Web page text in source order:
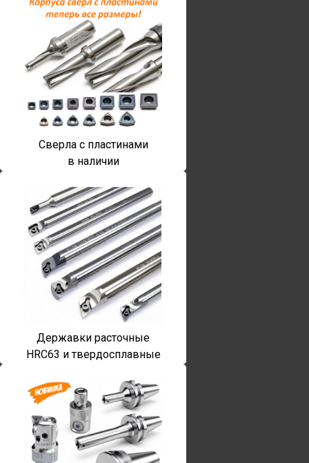
Сверла с пластинами
в наличии
Державки расточные
HRC63 и твердосплавные